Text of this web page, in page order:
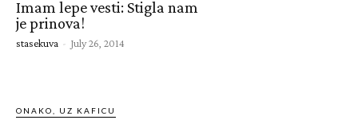
Imam lepe vesti: Stigla nam
je prinova!
stasekuva - July 26, 2014
ONAKO, UZ KAFICU